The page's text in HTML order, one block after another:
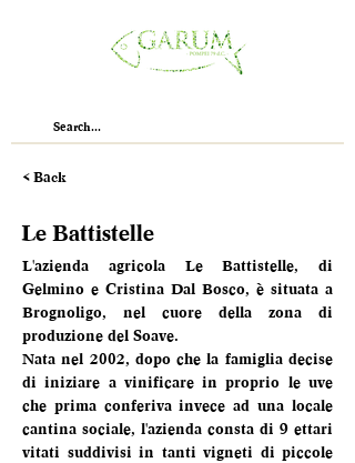
< Back
Le Battistelle
L'azienda agricola Le Battistelle, di
Gelmino e Cristina Dal Bosco, è situata a
Brognoligo, nel cuore della zona di
produzione del Soave.
Nata nel 2002, dopo che la famiglia decise
di iniziare a vinificare in proprio le uve
che prima conferiva invece ad una locale
cantina sociale, l'azienda consta di 9 ettari
vitati suddivisi in tanti vigneti di piccole